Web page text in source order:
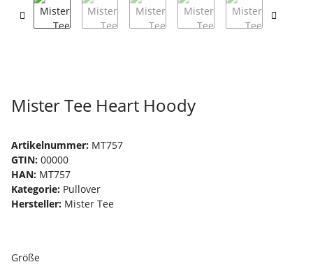
Mister Tee Heart Hoody
Artikelnummer: MT757
GTIN: 00000
HAN: MT757
Kategorie: Pullover
Hersteller: Mister Tee
Größe